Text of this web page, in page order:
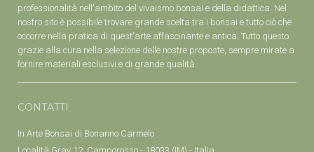
professionalità nell'ambito del vivaismo bonsai e della didattica. Nel
nostro sito è possibile trovare grande scelta tra i bonsai e tutto ciò che
occorre nella pratica di quest'arte affascinante e antica. Tutto questo
grazie alla cura nella selezione delle nostre proposte, sempre mirate a
fornire materiali esclusivi e di grande qualità.
CONTATTI
In Arte Bonsai di Bonanno Carmelo